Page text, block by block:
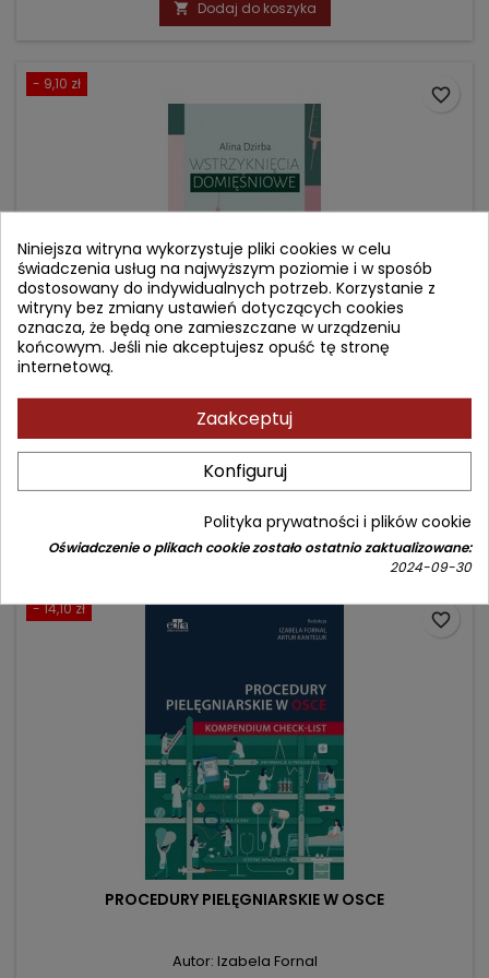
 Dodaj do koszyka
- 9,10 zł
Autor: Alina Dzirba
(0)
Cena
49,90 złCena
podstawowa
Dodaj do koszyka
favorite_border
- 14,10 zł
PROCEDURY PIELĘGNIARSKIE W OSCE
Autor: Izabela Fornal
favorite_border
Niniejsza witryna wykorzystuje pliki cookies w celu
świadczenia usług na najwyższym poziomie i w sposób
dostosowany do indywidualnych potrzeb. Korzystanie z
witryny bez zmiany ustawień dotyczących cookies
oznacza, że będą one zamieszczane w urządzeniu
końcowym. Jeśli nie akceptujesz opuść tę stronę
internetową.
Zaakceptuj
Konfiguruj
Polityka prywatności i plików cookie
Oświadczenie o plikach cookie zostało ostatnio zaktualizowane:
2024-09-30